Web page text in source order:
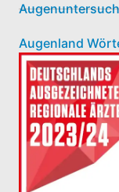
Augenland